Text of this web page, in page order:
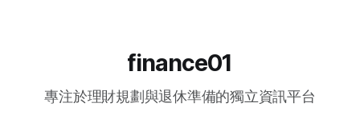
向聘用中高齡人士的僱主發放誘因（在職培訓津貼），以抵銷
finance01
專注於理財規劃與退休準備的獨立資訊平台